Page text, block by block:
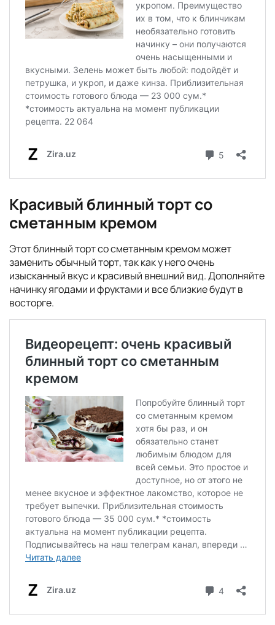
Красивый блинный торт со
сметанным кремом
Этот блинный торт со сметанным кремом может
заменить обычный торт, так как у него очень
изысканный вкус и красивый внешний вид. Дополняйте
начинку ягодами и фруктами и все близкие будут в
восторге.